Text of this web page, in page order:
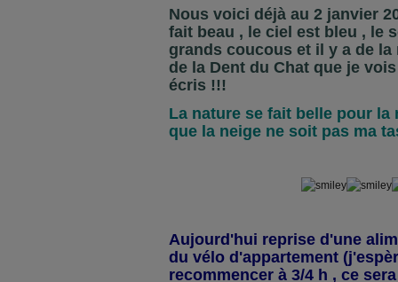
Nous voici déjà au 2 janvier
fait beau , le ciel est bleu , le
grands coucous et il y a de la
de la Dent du Chat que je
écris !!!
La nature se fait belle pour la
que la neige ne soit pas ma
Aujourd'hui reprise d'une
du vélo d'appartement
recommencer à 3/4 h , ce